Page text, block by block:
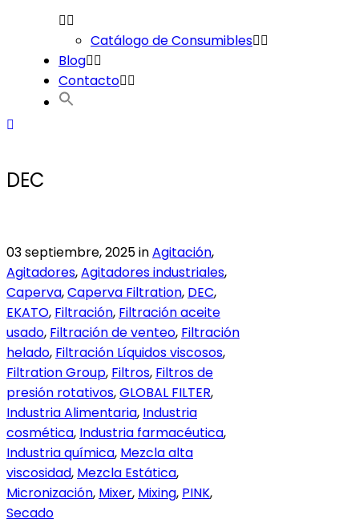
Catálogo de Consumibles
Blog
Contacto
DEC
03 septiembre, 2025inAgitación,
Agitadores,Agitadores industriales,
Caperva,Caperva Filtration, DEC,
EKATO, Filtración, Filtración aceite
usado, Filtración de venteo, Filtración
helado, Filtración Líquidos viscosos,
Filtration Group, Filtros, Filtros de
presión rotativos,GLOBAL FILTER,
Industria Alimentaria, Industria
cosmética, Industria farmacéutica,
Industria química, Mezcla alta
viscosidad, Mezcla Estática,
Micronización, Mixer, Mixing, PINK,
Secado